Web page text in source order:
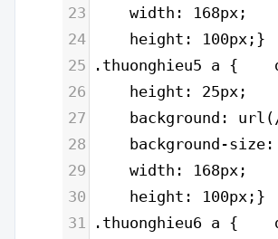
23
    width: 168px;
24
    height: 100px;}
25
.thuonghieu5 a {
26
    height: 25px;
27
background:
28
background-size:
29
    width: 168px;
30
    height: 100px;}
31
.thuonghieu6 a {